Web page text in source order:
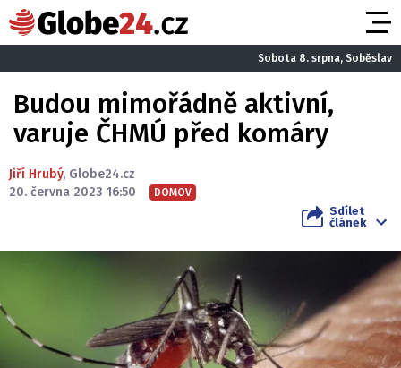
Sobota 8. srpna, Soběslav
Budou mimořádně aktivní,
varuje ČHMÚ před komáry
Jiří Hrubý, Globe24.cz
20. června 2023 16:50
DOMOV
Sdílet
článek